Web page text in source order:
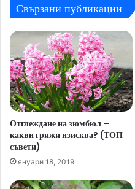
Свързани публикации
Отглеждане на зюмбюл –
какви грижи изисква? (ТОП
съвети)
януари 18, 2019